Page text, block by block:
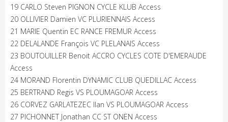
19 CARLO Steven PIGNON CYCLE KLUB Access
20 OLLIVIER Damien VC PLURIENNAIS Access
21 MARIE Quentin EC RANCE FREMUR Access
22 DELALANDE François VC PLELANAIS Access
23 BOUTOUILLER Benoit ACCRO CYCLES COTE D'EMERAUDE
Access
24 MORAND Florentin DYNAMIC CLUB QUEDILLAC Access
25 BERTRAND Regis VS PLOUMAGOAR Access
26 CORVEZ GARLATEZEC Ilan VS PLOUMAGOAR Access
27 PICHONNET Jonathan CC ST ONEN Access